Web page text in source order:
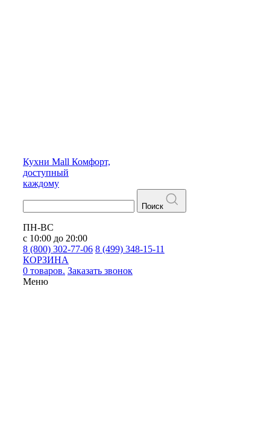
Кухни Mall Комфорт,
доступный
каждому
Поиск
ПН-ВС
с 10:00 до 20:00
8 (800) 302-77-06 8 (499) 348-15-11
КОРЗИНА
0 товаров. Заказать звонок
Меню